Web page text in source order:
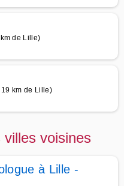
de Lille)
km de Lille)
villes voisines
à Lille -